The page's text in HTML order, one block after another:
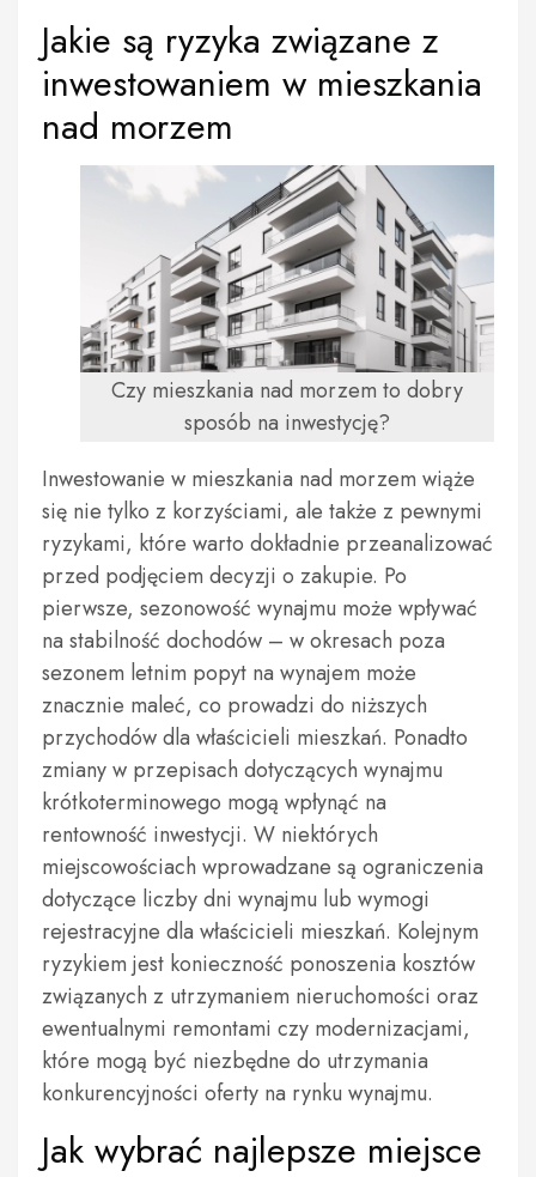
Jakie są ryzyka związane z
inwestowaniem w mieszkania
nad morzem
Czy mieszkania nad morzem to dobry
sposób na inwestycję?
Inwestowanie w mieszkania nad morzem wiąże
się nie tylko z korzyściami, ale także z pewnymi
ryzykami, które warto dokładnie przeanalizować
przed podjęciem decyzji o zakupie. Po
pierwsze, sezonowość wynajmu może wpływać
na stabilność dochodów – w okresach poza
sezonem letnim popyt na wynajem może
znacznie maleć, co prowadzi do niższych
przychodów dla właścicieli mieszkań. Ponadto
zmiany w przepisach dotyczących wynajmu
krótkoterminowego mogą wpłynąć na
rentowność inwestycji. W niektórych
miejscowościach wprowadzane są ograniczenia
dotyczące liczby dni wynajmu lub wymogi
rejestracyjne dla właścicieli mieszkań. Kolejnym
ryzykiem jest konieczność ponoszenia kosztów
związanych z utrzymaniem nieruchomości oraz
ewentualnymi remontami czy modernizacjami,
które mogą być niezbędne do utrzymania
konkurencyjności oferty na rynku wynajmu.
Jak wybrać najlepsze miejsce